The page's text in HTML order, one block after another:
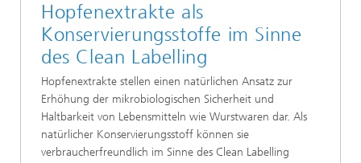
Hopfenextrakte als
Konservierungsstoffe im Sinne
des Clean Labelling
Hopfenextrakte stellen einen natürlichen Ansatz zur
Erhöhung der mikrobiologischen Sicherheit und
Haltbarkeit von Lebensmitteln wie Wurstwaren dar. Als
natürlicher Konservierungsstoff können sie
verbraucherfreundlich im Sinne des Clean Labelling